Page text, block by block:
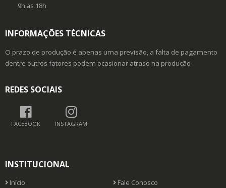
9h as 18h
INFORMAÇÕES TÉCNICAS
O prazo de produção é apenas uma previsão, a falta de pagamento
dentre outros fatores podem ocasionar atraso na produção
REDES SOCIAIS
FACEBOOK INSTAGRAM
INSTITUCIONAL
Início
Fale Conosco